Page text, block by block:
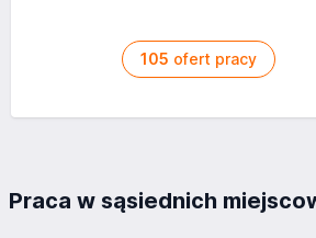
105 ofert pracy
Praca w sąsiednich